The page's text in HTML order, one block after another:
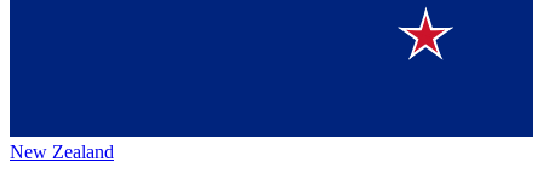
New Zealand